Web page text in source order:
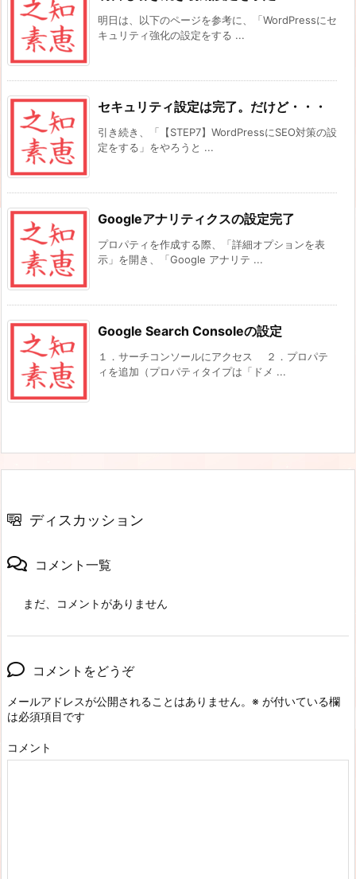
明日は、以下のページを参考に、「WordPressにセ
キュリティ強化の設定をする ...
セキュリティ設定は完了。だけど・・・
引き続き、「【STEP7】WordPressにSEO対策の設
定をする」をやろうと ...
Googleアナリティクスの設定完了
プロパティを作成する際、「詳細オプションを表
示」を開き、「Google アナリテ ...
Google Search Consoleの設定
１．サーチコンソールにアクセス ２．プロパテ
ィを追加（プロパティタイプは「ドメ ...
ディスカッション
コメント一覧
まだ、コメントがありません
コメントをどうぞ
メールアドレスが公開されることはありません。 ※ が付いている欄
は必須項目です
コメント